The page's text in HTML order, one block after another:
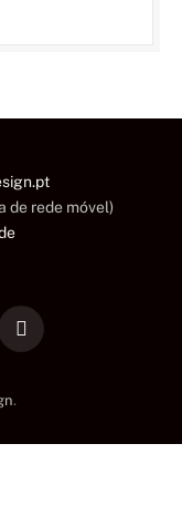
de rede móvel)
TikTok
.